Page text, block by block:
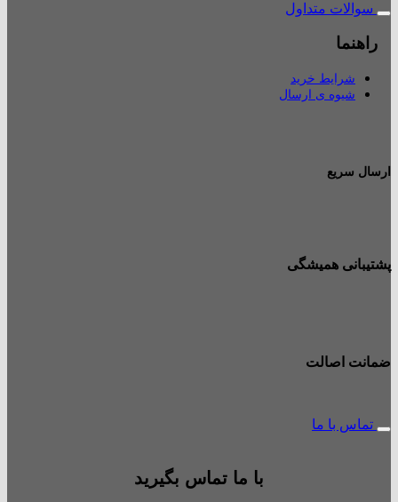
سوالات متداول
راهنما
شرایط خرید
شیوه ی ارسال
ارسال سریع
پشتیبانی همیشگی
ضمانت اصالت
تماس با ما
با ما تماس بگیرید